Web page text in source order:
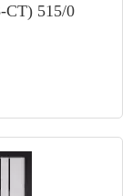
CT) 515/0